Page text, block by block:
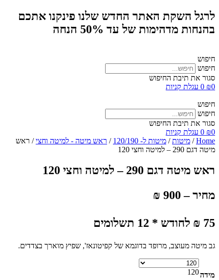
לרגל השקת האתר החדש שלנו פינקנו אתכם
בהנחות מדהימות של עד 50% הנחה
חיפוש
חיפוש
סגור את תיבת החיפוש
₪0
0 עגלת קניות
חיפוש
חיפוש
סגור את תיבת החיפוש
₪0
0 עגלת קניות
Home
/ מיטות/ מיטות ל- 120/190 / ראש מיטה - למיטה וחצי/ ראש
מיטה דגם 290 – למיטה וחצי 120
ראש מיטה דגם 290 – למיטה וחצי 120
מחיר – 900 ₪
75 ₪ לחודש * 12 תשלומים
גב מיטה מעוצב, מרופד בדוגמא של קפיטונאז', שפיץ מוארך בצדדים.
מידה120